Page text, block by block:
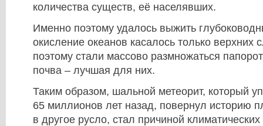
количества существ, её населявших.
Именно поэтому удалось выжить
окисление океанов касалось только верхних
поэтому стали массово размножаться
почва – лучшая для них.
Таким образом, шальной метеорит, который
65 миллионов лет назад, повернул историю
в другое русло, стал причиной